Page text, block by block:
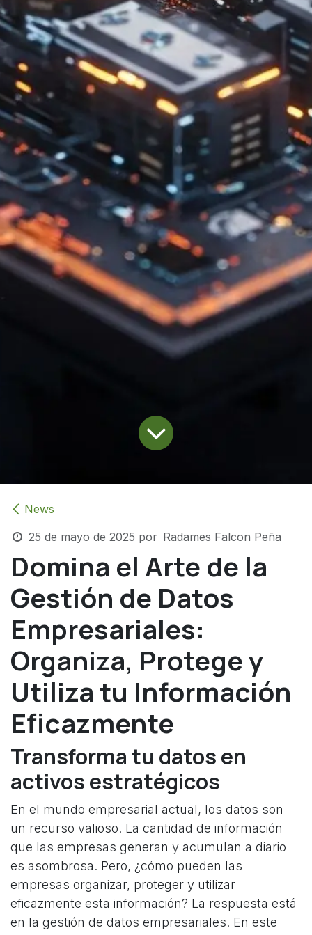
News
25 de mayo de 2025 por Radames Falcon Peña
Domina el Arte de la
Gestión de Datos
Empresariales:
Organiza, Protege y
Utiliza tu Información
Eficazmente
Transforma tu datos en
activos estratégicos
En el mundo empresarial actual, los datos son
un recurso valioso. La cantidad de información
que las empresas generan y acumulan a diario
es asombrosa. Pero, ¿cómo pueden las
empresas organizar, proteger y utilizar
eficazmente esta información? La respuesta está
en la gestión de datos empresariales. En este